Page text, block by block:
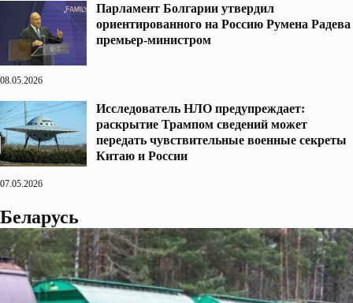
Парламент Болгарии утвердил
ориентированного на Россию Румена Радева
премьер-министром
08.05.2026
Исследователь НЛО предупреждает:
раскрытие Трампом сведений может
передать чувствительные военные секреты
Китаю и России
07.05.2026
Беларусь